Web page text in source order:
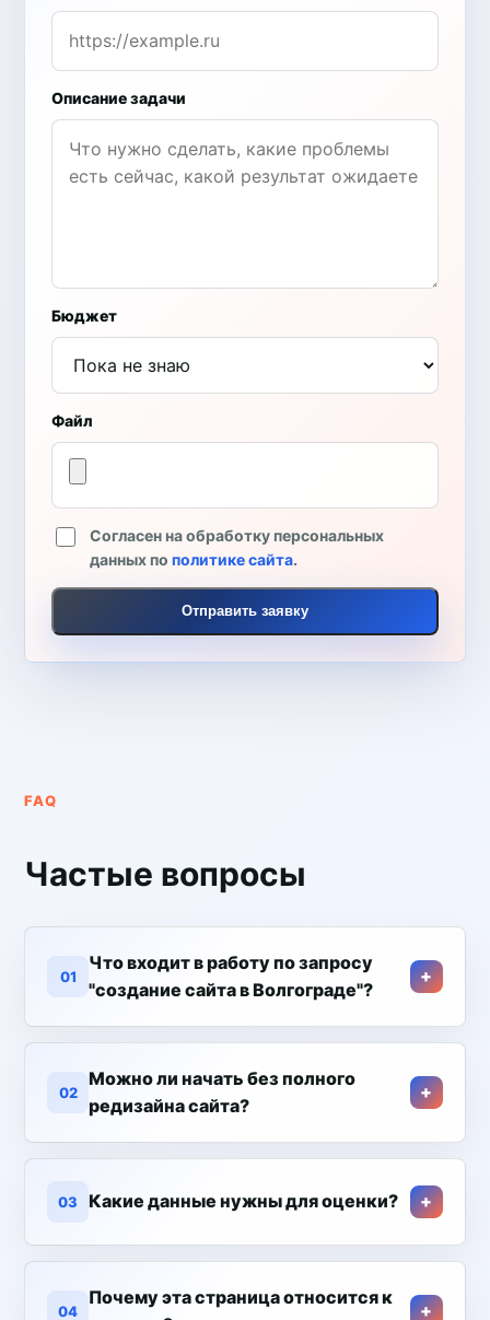
Описание задачи
Бюджет
Файл
Согласен на обработку персональных
данных пополитике сайта.
Отправить заявку
FAQ
Частые вопросы
01
Что входит в работу по запросу
"создание сайта в Волгограде"?
02
Можно ли начать без полного
редизайна сайта?
03 Какие данные нужны для оценки?
04
Почему эта страница относится к